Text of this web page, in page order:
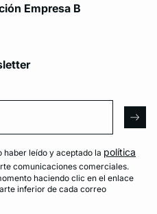
Empresa B
leído y aceptado la política
comunicaciones comerciales.
haciendo clic en el enlace
inferior de cada correo